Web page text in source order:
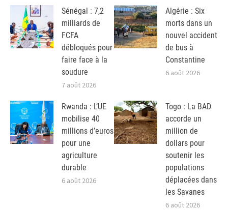
Sénégal : 7,2
milliards de
FCFA
débloqués pour
faire face à la
soudure
7 août 2026
Algérie : Six
morts dans un
nouvel accident
de bus à
Constantine
6 août 2026
Rwanda : L’UE
mobilise 40
millions d’euros
pour une
agriculture
durable
6 août 2026
Togo : La BAD
accorde un
million de
dollars pour
soutenir les
populations
déplacées dans
les Savanes
6 août 2026